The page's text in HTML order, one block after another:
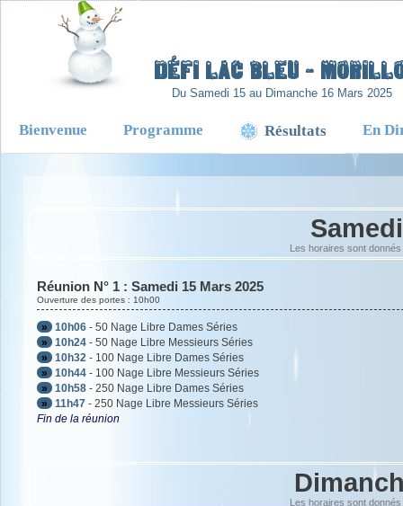
Défi lac Bleu -
Du Samedi 15 au Dimanche 16 Mars 2025
Bienvenue Programme Résultats En
Les horaires sont
Réunion N° 1 : Samedi 15 Mars 2025
Ouverture des portes : 10h00
» 10h06 - 50 Nage Libre Dames Séries
»
10h24 - 50 Nage Libre Messieurs Séries
»
10h32 - 100 Nage Libre Dames Séries
»
10h44 - 100 Nage Libre Messieurs Séries
»
10h58 - 250 Nage Libre Dames Séries
»
11h47 - 250 Nage Libre Messieurs Séries
Fin de la réunion
Les horaires sont